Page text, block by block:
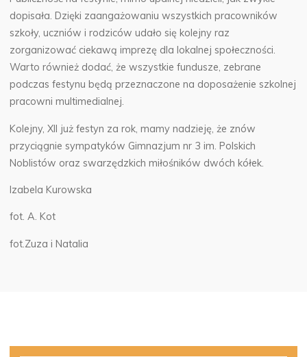
dopisała. Dzięki zaangażowaniu wszystkich pracowników
szkoły, uczniów i rodziców udało się kolejny raz
zorganizować ciekawą imprezę dla lokalnej społeczności.
Warto również dodać, że wszystkie fundusze, zebrane
podczas festynu będą przeznaczone na doposażenie szkolnej
pracowni multimedialnej.
Kolejny, XII już festyn za rok, mamy nadzieję, że znów
przyciągnie sympatyków Gimnazjum nr 3 im. Polskich
Noblistów oraz swarzędzkich miłośników dwóch kółek.
Izabela Kurowska
fot. A. Kot
fot.Zuza i Natalia